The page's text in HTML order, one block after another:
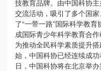
技教育品牌。由中国科协
交流活动，吸引了多个国
了“一带一路”国际科学教
成国际青少年科学教育合
为推动全民科学素质提升
始，中国科协已经连续成
日，中国科协将在北京举办